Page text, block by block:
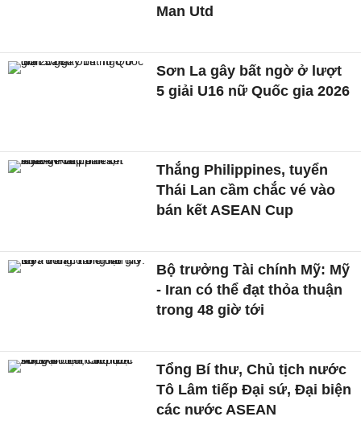
Man Utd
Sơn La gây bất ngờ ở lượt
5 giải U16 nữ Quốc gia 2026
Thắng Philippines, tuyển
Thái Lan cầm chắc vé vào
bán kết ASEAN Cup
Bộ trưởng Tài chính Mỹ: Mỹ
- Iran có thể đạt thỏa thuận
trong 48 giờ tới
Tổng Bí thư, Chủ tịch nước
Tô Lâm tiếp Đại sứ, Đại biện
các nước ASEAN